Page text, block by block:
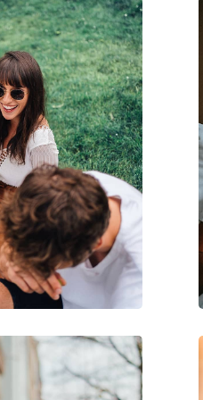
Pour hommes
Lunettes de soleil
Prada Linea Rossa
Mode
0PS 01TS DG02B0